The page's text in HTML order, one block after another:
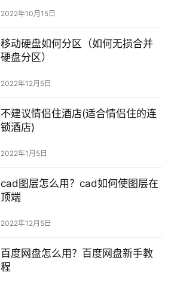
2022年10月15日
移动硬盘如何分区（如何无损合并
硬盘分区）
2022年12月5日
不建议情侣住酒店(适合情侣住的连
锁酒店)
2022年1月5日
cad图层怎么用？cad如何使图层在
顶端
2022年12月5日
百度网盘怎么用？百度网盘新手教
程